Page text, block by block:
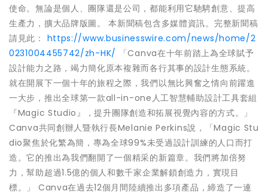
使命。無論是個人、團隊還是公司，都能利用它馳騁創意、提高
生產力，擴大品牌版圖。 本新聞稿包含多媒體資訊。完整新聞稿
請見此： https://www.businesswire.com/news/home/2
0231004455742/zh-HK/ 「Canva在十年前踏上為全球賦予
設計能力之路，竭力簡化原本複雜而各行其事的設計生態系統。
就在開展下一個十年的旅程之際，我們以無比興奮之情向前躍進
一大步，推出全球第一款all-in-one人工智慧輔助設計工具套組
『Magic Studio』，提升團隊創造和拓展視覺內容的方式。」
Canva共同創辦人暨執行長Melanie Perkins說，「Magic Stu
dio聚焦於化繁為簡，專為全球99%未受過設計訓練的人口而打
造。它的推出為我們翻開了一個精采的新篇章。我們將加倍努
力，幫助超過1.5億的個人和數千家企業解鎖創造力，實現目
標。」 Canva在過去12個月間陸續推出多項產品，締造了一連